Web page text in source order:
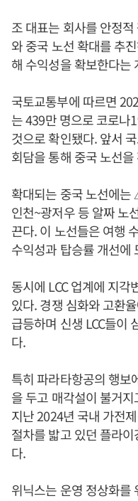
조 대표는 회사를 안정
와 중국 노선 확대를 추
해 수익성을 확보한다는
국토교통부에 따르면
는 439만 명으로 코로나
것으로 확인됐다. 앞서
회담을 통해 중국 노선
확대되는 중국 노선에
인천~광저우 등 알짜 노
끈다. 이 노선들은 여행
수익성과 탑승률 개선에
동시에 LCC 업계에 지
있다. 경쟁 심화와 고환
급등하며 신생 LCC들이
다.
특히 파라타항공의 행보
을 두고 매각설이 불거
지난 2024년 국내 가전
절차를 밟고 있던 플라
다.
위닉스는 운영 정상화를